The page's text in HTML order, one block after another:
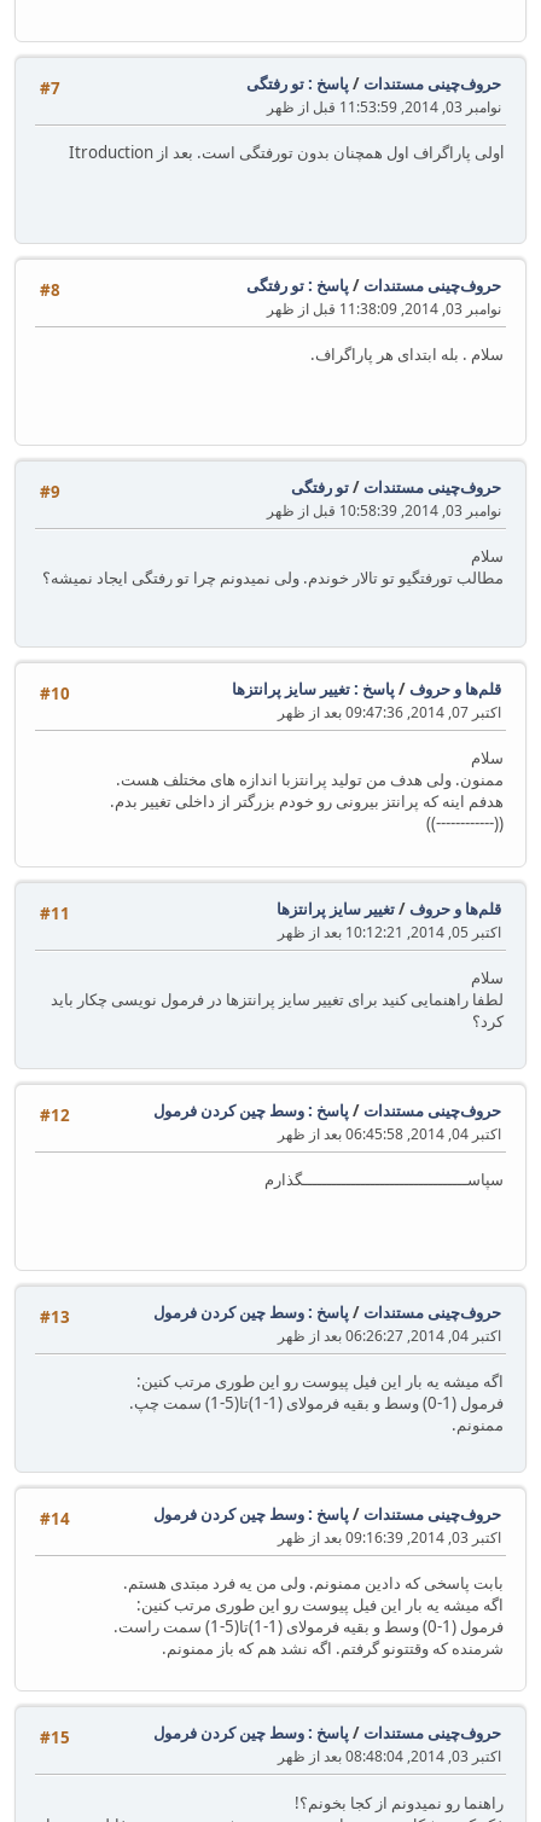
#7 حروف‌چینی مستندات/ پاسخ : تو رفتگی
نوامبر 03, 2014, 11:53:59 قبل از ظهر
#8 حروف‌چینی مستندات/ پاسخ : تو رفتگی
نوامبر 03, 2014, 11:38:09 قبل از ظهر
سلام . بله ابتدای هر پاراگراف.
#9 حروف‌چینی مستندات/تو رفتگی
نوامبر 03, 2014, 10:58:39 قبل از ظهر
سلام
مطالب تورفتگیو تو تالار خوندم. ولی نمیدونم چرا تو رفتگی ایجاد نمیشه؟
#10 قلم‌ها و حروف/ پاسخ : تغییر سایز پرانتزها
اکتبر 07, 2014, 09:47:36 بعد از ظهر
سلام
ممنون. ولی هدف من تولید پرانتزبا اندازه های مختلف هست.
هدفم اینه که پرانتز بیرونی رو خودم بزرگتر از داخلی تغییر بدم.
((------------))
#11 قلم‌ها و حروف/تغییر سایز پرانتزها
اکتبر 05, 2014, 10:12:21 بعد از ظهر
سلام
لطفا راهنمایی کنید برای تغییر سایز پرانتزها در فرمول نویسی چکار باید
کرد؟
#12 حروف‌چینی مستندات/ پاسخ : وسط چین کردن فرمول
اکتبر 04, 2014, 06:45:58 بعد از ظهر
سپاســــــــــــــــــــــــــــــــــگذارم
#13 حروف‌چینی مستندات/ پاسخ : وسط چین کردن فرمول
اکتبر 04, 2014, 06:26:27 بعد از ظهر
اگه میشه یه بار این فیل پیوست رو این طوری مرتب کنین:
فرمول (1-0) وسط و بقیه فرمولای (1-1)تا(5-1) سمت چپ.
ممنونم.
#14 حروف‌چینی مستندات/ پاسخ : وسط چین کردن فرمول
اکتبر 03, 2014, 09:16:39 بعد از ظهر
بابت پاسخی که دادین ممنونم. ولی من یه فرد مبتدی هستم.
اگه میشه یه بار این فیل پیوست رو این طوری مرتب کنین:
فرمول (1-0) وسط و بقیه فرمولای (1-1)تا(5-1) سمت راست.
شرمنده که وقتتونو گرفتم. اگه نشد هم که باز ممنونم.
#15 حروف‌چینی مستندات/ پاسخ : وسط چین کردن فرمول
اکتبر 03, 2014, 08:48:04 بعد از ظهر
راهنما رو نمیدونم از کجا بخونم؟!